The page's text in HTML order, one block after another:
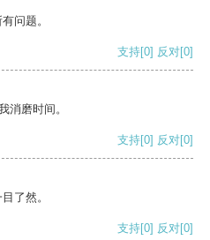
问题。
支持[0] 反对[0]
消磨时间。
支持[0] 反对[0]
了然。
支持[0] 反对[0]